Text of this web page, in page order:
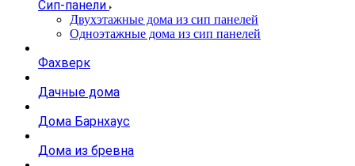
Сип-панели
Двухэтажные дома из сип панелей
Одноэтажные дома из сип панелей
Фахверк
Дачные дома
Дома Барнхаус
Дома из бревна